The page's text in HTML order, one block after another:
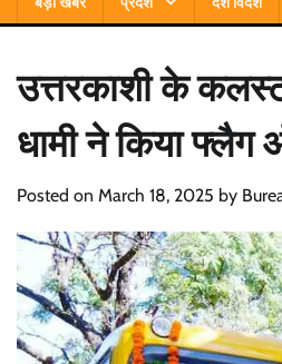
उत्तरकाशी के
धामी ने किया
Posted on March 18, 2025 by